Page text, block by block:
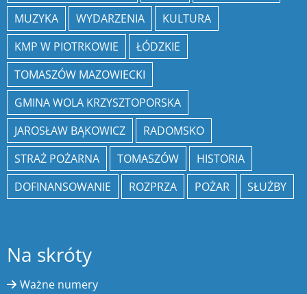
MUZYKA
WYDARZENIA
KULTURA
KMP W PIOTRKOWIE
ŁÓDZKIE
TOMASZÓW MAZOWIECKI
GMINA WOLA KRZYSZTOPORSKA
JAROSŁAW BĄKOWICZ
RADOMSKO
STRAŻ POŻARNA
TOMASZÓW
HISTORIA
DOFINANSOWANIE
ROZPRZA POŻAR SŁUŻBY
Na skróty
Ważne numery